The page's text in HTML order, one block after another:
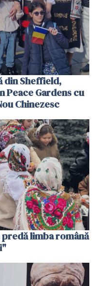
din Sheffield,
Peace Gardens cu
Chinezesc
predă limba română